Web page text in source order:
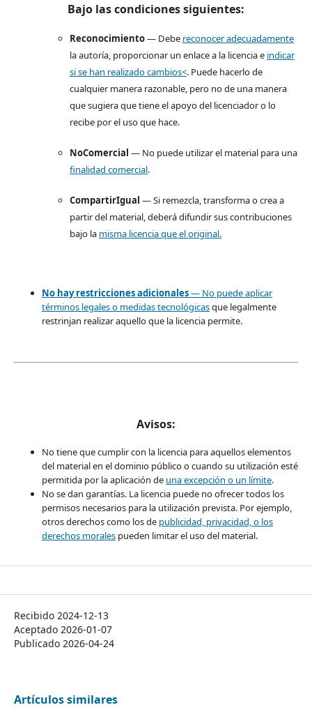
Bajo las condiciones siguientes:
Reconocimiento— Debe reconocer adecuadamente
la autoría, proporcionar un enlace a la licencia e indicar
si se han realizado cambios<. Puede hacerlo de
cualquier manera razonable, pero no de una manera
que sugiera que tiene el apoyo del licenciador o lo
recibe por el uso que hace.
NoComercial — No puede utilizar el material para una
finalidad comercial.
CompartirIgual — Si remezcla, transforma o crea a
partir del material, deberá difundir sus contribuciones
bajo la misma licencia que el original.
No hay restricciones adicionales— No puede aplicar
términos legales o medidas tecnológicasque legalmente
restrinjan realizar aquello que la licencia permite.
Avisos:
No tiene que cumplir con la licencia para aquellos elementos
del material en el dominio público o cuando su utilización esté
permitida por la aplicación de una excepción o un límite.
No se dan garantías. La licencia puede no ofrecer todos los
permisos necesarios para la utilización prevista. Por ejemplo,
otros derechos como los de publicidad, privacidad, o los
derechos moralespueden limitar el uso del material.
Recibido 2024-12-13
Aceptado 2026-01-07
Publicado 2026-04-24
Artículos similares